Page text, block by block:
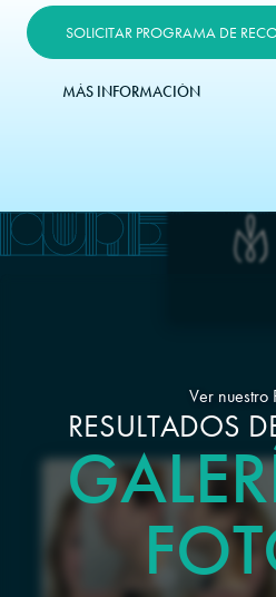
SOLICITAR PROGRAMA DE
MÁS INFORMACIÓN
Ver nuestro
RESULTADOS